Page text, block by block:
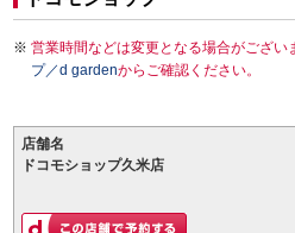
営業時間などは変更となる場合がござい
プ／d gardenからご確認ください。
店舗名
ドコモショップ久米店